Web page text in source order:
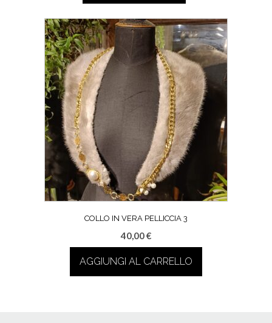
COLLO IN VERA PELLICCIA 3
40,00€
AGGIUNGI AL CARRELLO